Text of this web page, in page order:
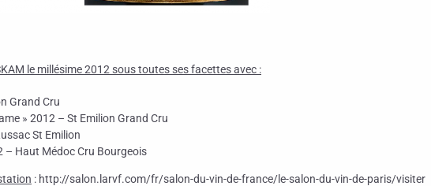
le millésime 2012 sous toutes ses facettes avec :
Grand Cru
» 2012 – St Emilion Grand Cru
St Emilion
– Haut Médoc Cru Bourgeois
: http://salon.larvf.com/fr/salon-du-vin-de-france/le-salon-du-vin-de-paris/visiter